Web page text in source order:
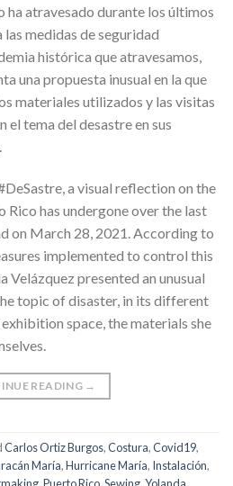
ha atravesado durante los últimos
las medidas de seguridad
histórica que atravesamos,
una propuesta inusual en la que
materiales utilizados y las visitas
el tema del desastre en sus
a visual reflection on the
has undergone over the last
on March 28, 2021. According to
implemented to control this
Velázquez presented an unusual
topic of disaster, in its different
space, the materials she
READING →
Carlos Ortiz Burgos,Costura,Covid19,
María,Hurricane María, Instalación,